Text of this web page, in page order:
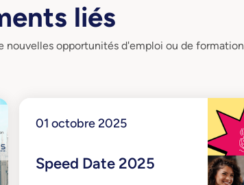
liés
nouvelles opportunités d'emploi ou de formation
01 octobre 2025
Speed Date 2025